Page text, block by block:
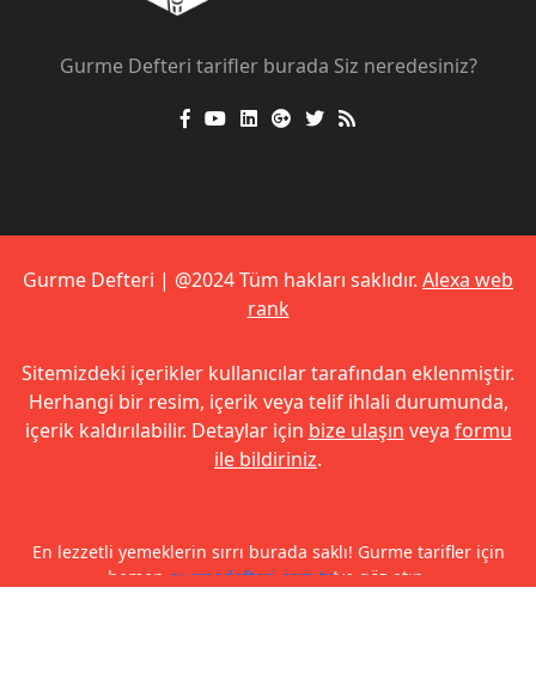
Gurme Defteri tarifler burada Siz neredesiniz?
Gurme Defteri | @2024 Tüm hakları saklıdır. Alexa web
rank
Sitemizdeki içerikler kullanıcılar tarafından eklenmiştir.
Herhangi bir resim, içerik veya telif ihlali durumunda,
içerik kaldırılabilir. Detaylar için bize ulaşın veya formu
ile bildiriniz.
En lezzetli yemeklerin sırrı burada saklı! Gurme tarifler için
hemen gurmedefteri.com.tr’ye göz atın.